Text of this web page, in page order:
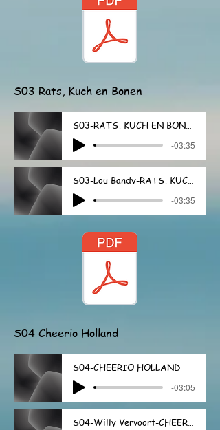
S03 Rats, Kuch en Bonen
S03-RATS, KUCH EN BONEN
-03:35
S03-Lou Bandy-RATS, KUCH EN BONEN
-03:35
S04 Cheerio Holland
S04-CHEERIO HOLLAND
-03:05
S04-Willy Vervoort-CHEERIO HOLLAND